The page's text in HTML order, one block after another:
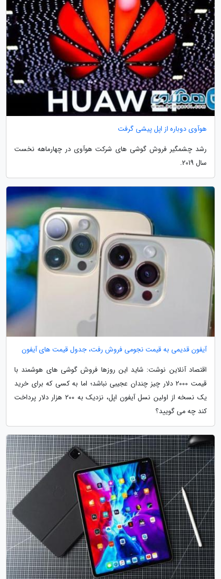
هوآوی دوباره از اپل پیشی گرفت
رشد چشمگیر فروش گوشی های شرکت هوآوی در چهارماهه نخست
سال 2019.
آیفون قدیمی به قیمت نجومی فروش رفت، جدول قیمت های آیفون
اقتصاد آنلاین نوشت: شاید این روزها فروش گوشی های هوشمند با
قیمت 2000 دلار چیز چندان عجیبی نباشد؛ اما به کسی که برای خرید
یک نسخه از اولین نسل آیفون اپل، نزدیک به 200 هزار دلار پرداخت
کند چه می گویید؟